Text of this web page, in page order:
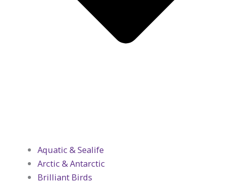
Aquatic & Sealife
Arctic & Antarctic
Brilliant Birds